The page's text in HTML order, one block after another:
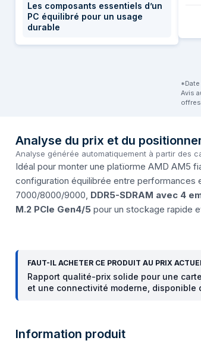
Les composants essentiels d’un
PC équilibré pour un usage
durable
Avis
Analyse du prix et du
Analyse générée automatiquement à partir des
Idéal pour monter une platïorme AMD AM5
configuration équilibrée entre performances
7000/8000/9000, DDR5-SDRAM avec 4
M.2 PCIe Gen4/5 pour un stockage rapide
FAUT-IL ACHETER CE PRODUIT AU PRIX
Rapport qualité-prix solide pour une
et une connectivité moderne, disponible
Information produit